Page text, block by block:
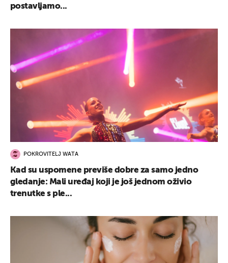
postavljamo...
POKROVITELJ WATA
Kad su uspomene previše dobre za samo jedno
gledanje: Mali uređaj koji je još jednom oživio
trenutke s ple...